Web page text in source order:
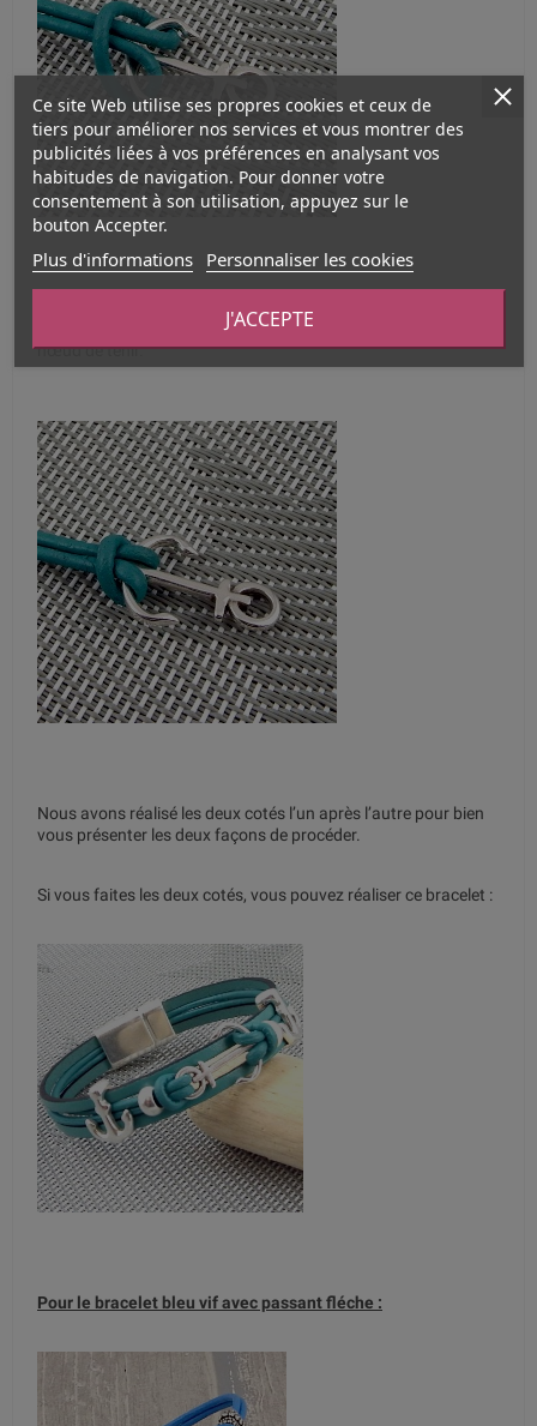
Serrez les cordons cuir pour bloquer l’ancre et permettre au
nœud de tenir.
Nous avons réalisé les deux cotés l’un après l’autre pour bien
vous présenter les deux façons de procéder.
Si vous faites les deux cotés, vous pouvez réaliser ce bracelet :
Pour le bracelet bleu vif avec passant fléche :
Ce site Web utilise ses propres cookies et ceux de
tiers pour améliorer nos services et vous montrer des
publicités liées à vos préférences en analysant vos
habitudes de navigation. Pour donner votre
consentement à son utilisation, appuyez sur le
bouton Accepter.
Plus d'informations Personnaliser les cookies
J'ACCEPTE